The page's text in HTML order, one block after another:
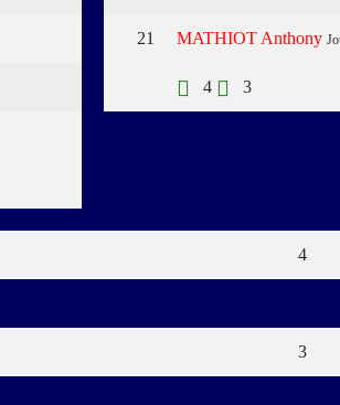
21 MATHIOT Anthony
4 3
4
3